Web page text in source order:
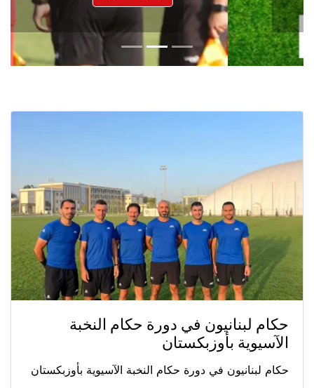
حكام لبنانيون في دورة حكام النخبة
الآسيوية بأوزبكستان
حكام لبنانيون في دورة حكام النخبة الآسيوية بأوزبكستان